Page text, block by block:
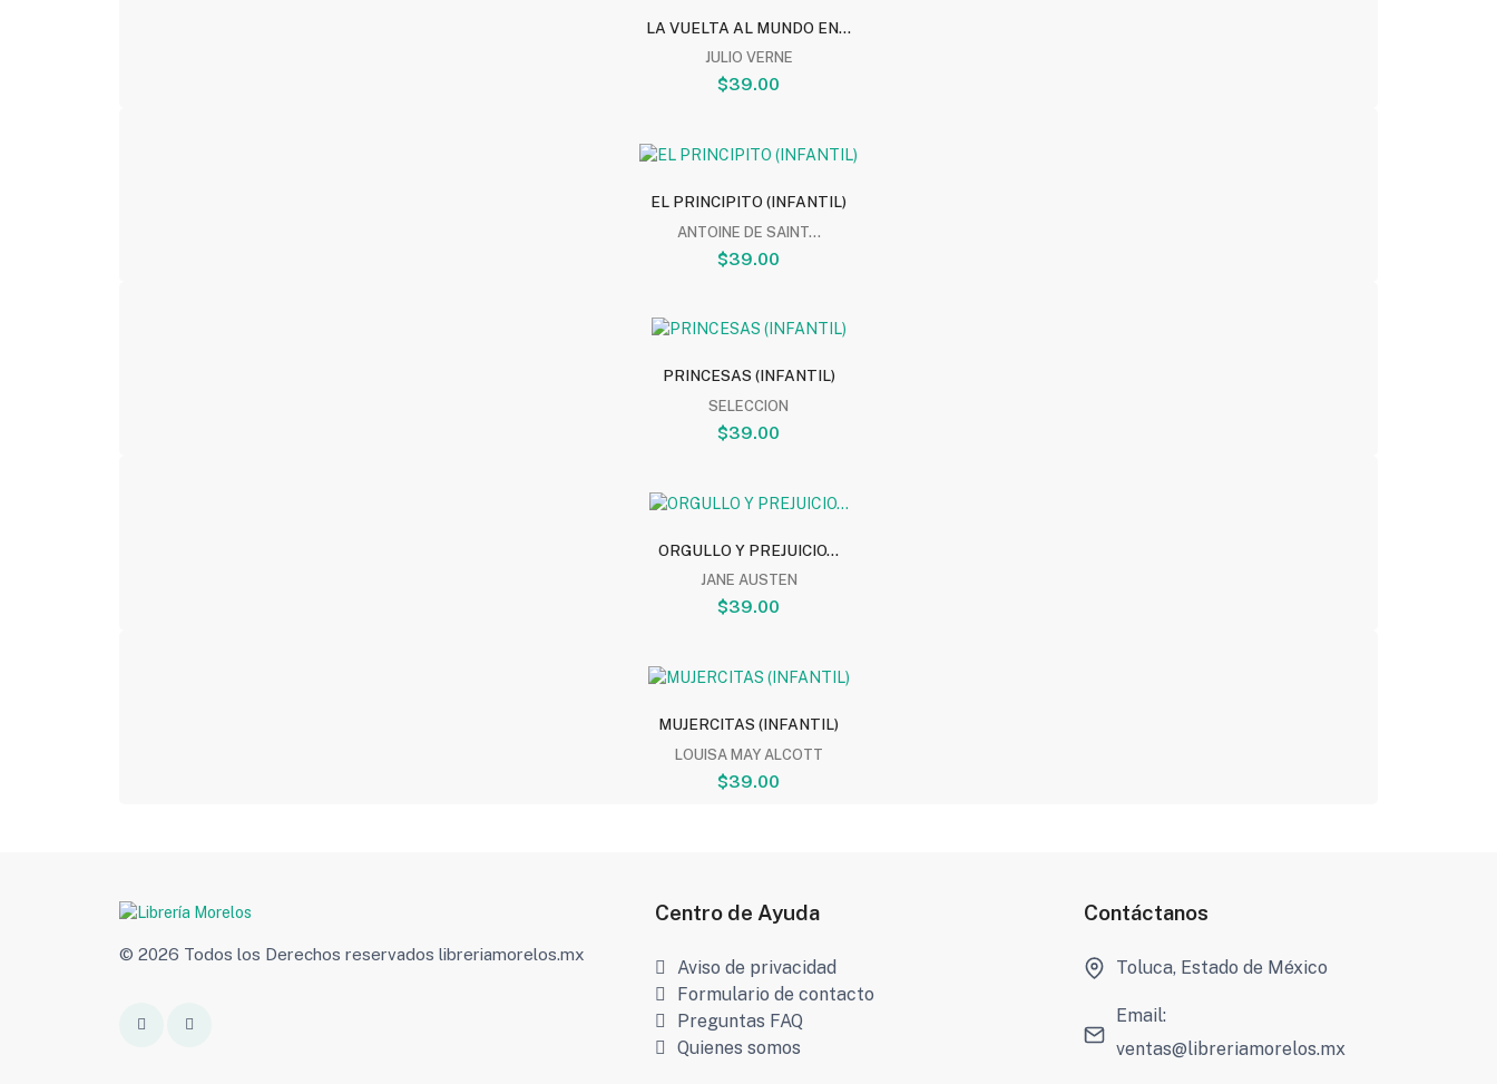
LA VUELTA AL MUNDO EN...
JULIO VERNE
$39.00
EL PRINCIPITO (INFANTIL)
ANTOINE DE SAINT...
$39.00
PRINCESAS (INFANTIL)
SELECCION
$39.00
ORGULLO Y PREJUICIO...
JANE AUSTEN
$39.00
MUJERCITAS (INFANTIL)
LOUISA MAY ALCOTT
$39.00
© 2026 Todos los Derechos reservados libreriamorelos.mx
Centro de Ayuda
Aviso de privacidad
Formulario de contacto
Preguntas FAQ
Quienes somos
Contáctanos
Toluca, Estado de México
Email:
ventas@libreriamorelos.mx